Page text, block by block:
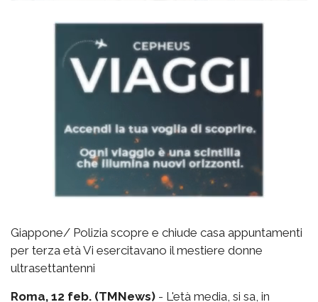
Giappone/ Polizia scopre e chiude casa appuntamenti
per terza età Vi esercitavano il mestiere donne
ultrasettantenni
Roma, 12 feb. (TMNews) - L'età media, si sa, in